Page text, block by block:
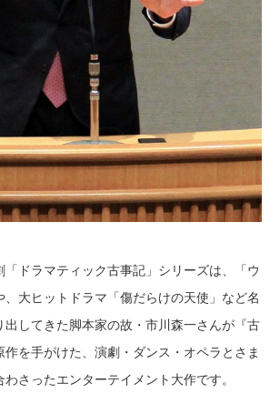
「ドラマティック古事記」シリーズは、「ウ
、大ヒットドラマ「傷だらけの天使」など名
出してきた脚本家の故・市川森一さんが『古
を手がけた、演劇・ダンス・オペラとさま
さったエンターテイメント大作です。